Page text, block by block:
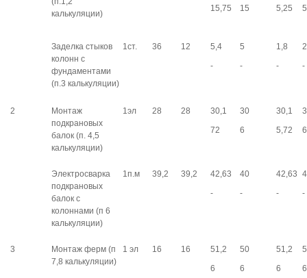
калькуляции)
15,75
15
5,25
5
Заделка стыков
колонн с
фундаментами
(п.3 калькуляции)
1ст. 36 12
5,4
-
5
-
1,8
-
2
-
2
Монтаж
подкрановых
балок (п. 4,5
калькуляции)
1эл 28 28
30,1
72
30
6
30,1
5,72
6
Электросварка
подкрановых
балок с
колоннами (п 6
калькуляции)
1п.м 39,2 39,2
42,63
-
40
-
42,63
-
-
3
Монтаж ферм (п
7,8 калькуляции)
1 эл 16 16
51,2
6
50
6
51,2
6
6